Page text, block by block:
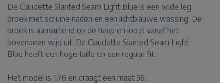
De Claudette Slanted Seam Light Blue is een wide leg
broek met schuine naden en een lichtblauwe wassing. De
broek is aansluitend op de heup en loopt vanaf het
bovenbeen wijd uit. De Claudette Slanted Seam Light
Blue heeft een hoge taille en een regular fit.
Het model is 1.76 en draagt een maat 36.